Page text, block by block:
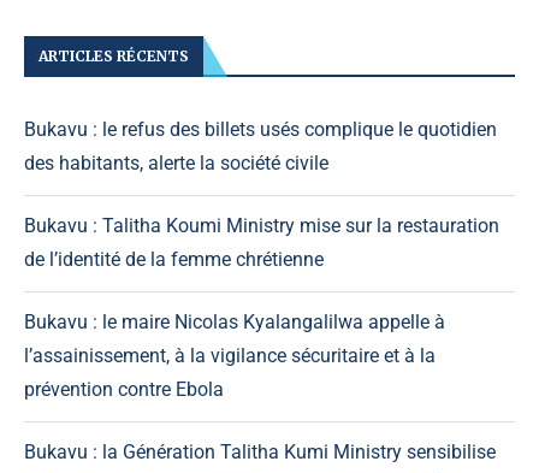
ARTICLES RÉCENTS
Bukavu : le refus des billets usés complique le quotidien
des habitants, alerte la société civile
Bukavu : Talitha Koumi Ministry mise sur la restauration
de l’identité de la femme chrétienne
Bukavu : le maire Nicolas Kyalangalilwa appelle à
l’assainissement, à la vigilance sécuritaire et à la
prévention contre Ebola
Bukavu : la Génération Talitha Kumi Ministry sensibilise